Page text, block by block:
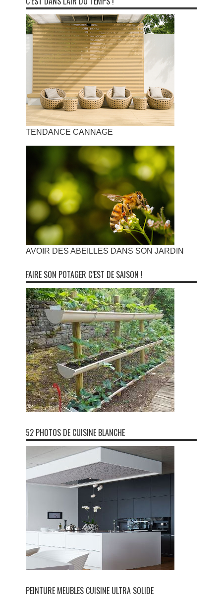
TENDANCE CANNAGE
AVOIR DES ABEILLES DANS SON JARDIN
FAIRE SON POTAGER C’EST DE SAISON !
52 PHOTOS DE CUISINE BLANCHE
PEINTURE MEUBLES CUISINE ULTRA SOLIDE